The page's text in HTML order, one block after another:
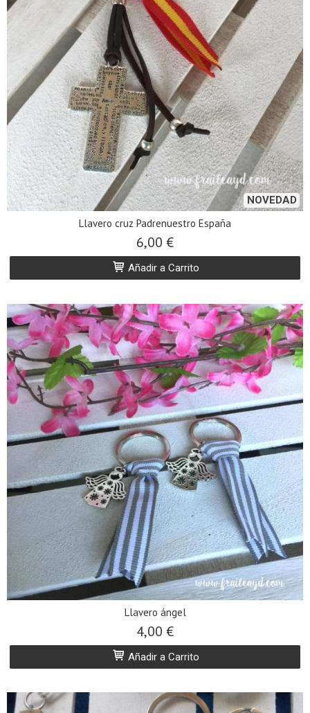
NOVEDAD
Llavero cruz Padrenuestro España
6,00 €
Añadir a Carrito
Llavero ángel
4,00 €
Añadir a Carrito